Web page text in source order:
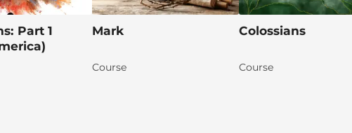
Part 1
Mark
Course
Colossians
Course